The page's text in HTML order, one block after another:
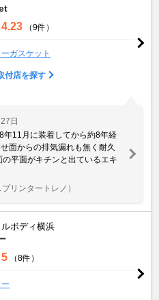
4.23 （9件）
ガスケット
付店を探す
日
年11月に装着してから約8年経
面からの排気漏れも無く耐久
平面がキチンと出ているエキ
リンタートレノ）
ボディ横浜
5 （8件）